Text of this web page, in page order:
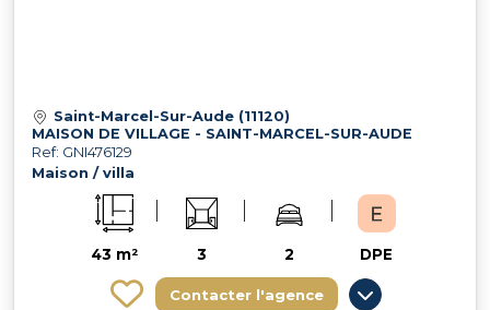
Saint-Marcel-Sur-Aude (11120)
MAISON DE VILLAGE - SAINT-MARCEL-SUR-AUDE
Ref: GNI476129
Maison / villa
43 m² 3 2 DPE
Contacter l'agence